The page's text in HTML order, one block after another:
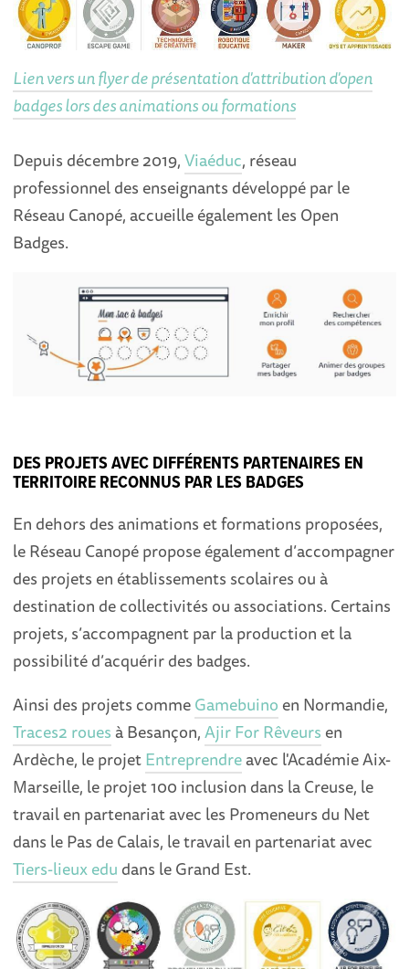
Lien vers un flyer de présentation d'attribution d'open
badges lors des animations ou formations
Depuis décembre 2019,Viaéduc, réseau
professionnel des enseignants développé par le
Réseau Canopé, accueille également les Open
Badges.
DES PROJETS AVEC DIFFÉRENTS PARTENAIRES EN
TERRITOIRE RECONNUS PAR LES BADGES
En dehors des animations et formations proposées,
le Réseau Canopé propose également d’accompagner
des projets en établissements scolaires ou à
destination de collectivités ou associations. Certains
projets, s’accompagnent par la production et la
possibilité d’acquérir des badges.
Ainsi des projets commeGamebuino en Normandie,
Traces2 rouesà Besançon,Ajir For Rêveurs en
Ardèche, le projetEntreprendreavec l'Académie Aix-
Marseille, le projet 100 inclusion dans la Creuse, le
travail en partenariat avec les Promeneurs du Net
dans le Pas de Calais, le travail en partenariat avec
Tiers-lieux edu dans le Grand Est.